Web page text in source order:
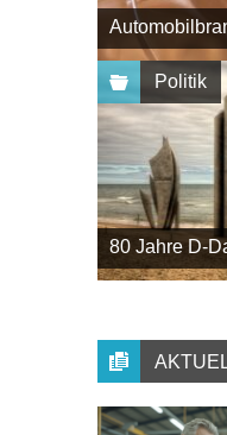
Politik
80 Jahre D-